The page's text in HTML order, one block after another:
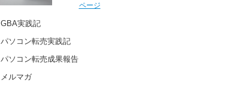
ページ
GBA実践記
パソコン転売実践記
パソコン転売成果報告
メルマガ